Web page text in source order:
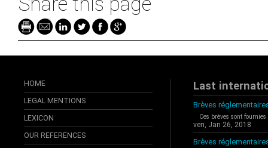
HOME
LEGAL MENTIONS
LEXICON
OUR REFERENCES
Last
Brèves
Ces brèves sont
ven, Jan 26, 2018
Brèves